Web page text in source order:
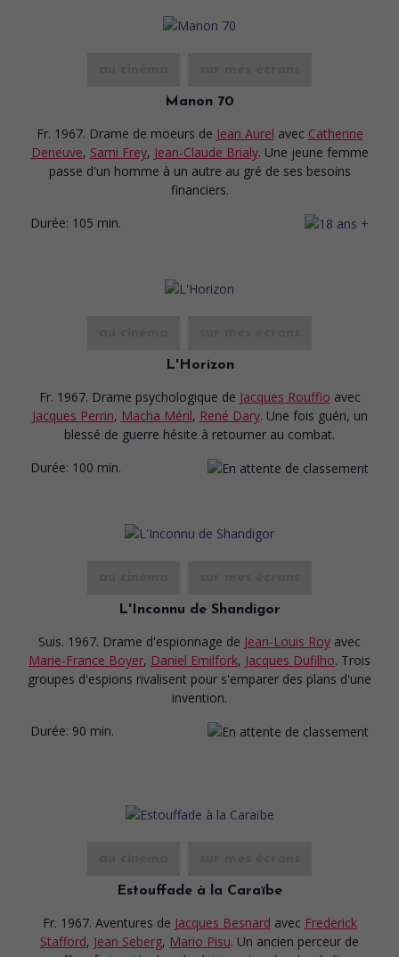
Manon 70
Fr. 1967. Drame de moeurs de Jean Aurel avec Catherine
Deneuve, Sami Frey, Jean-Claude Brialy. Une jeune femme
passe d'un homme à un autre au gré de ses besoins
financiers.
Durée: 105 min.
L'Horizon
Fr. 1967. Drame psychologique de Jacques Rouffio avec
Jacques Perrin, Macha Méril, René Dary. Une fois guéri, un
blessé de guerre hésite à retourner au combat.
Durée: 100 min.
L'Inconnu de Shandigor
Suis. 1967. Drame d'espionnage de Jean-Louis Roy avec
Marie-France Boyer, Daniel Emilfork, Jacques Dufilho. Trois
groupes d'espions rivalisent pour s'emparer des plans d'une
invention.
Durée: 90 min.
Estouffade à la Caraïbe
Fr. 1967. Aventures de Jacques Besnard avec Frederick
Stafford, Jean Seberg, Mario Pisu. Un ancien perceur de